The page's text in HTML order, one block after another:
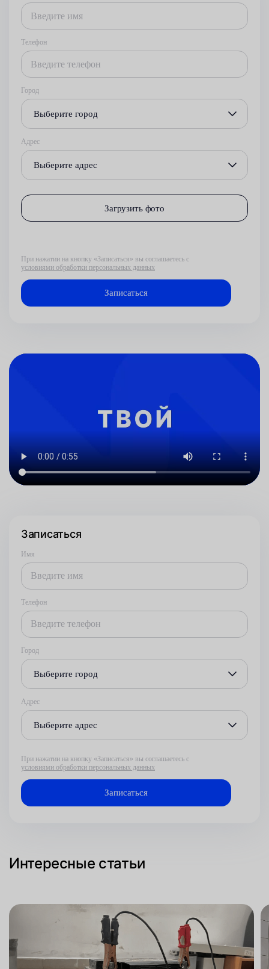
Телефон
Город
Выберите город
Адрес
Выберите адрес
Загрузить фото
При нажатии на кнопку «Записаться» вы соглашаетесь с
условиями обработки персональных данных
Записаться
Имя
Телефон
Город
Выберите город
Адрес
Выберите адрес
При нажатии на кнопку «Записаться» вы соглашаетесь с
условиями обработки персональных данных
Интересные статьи